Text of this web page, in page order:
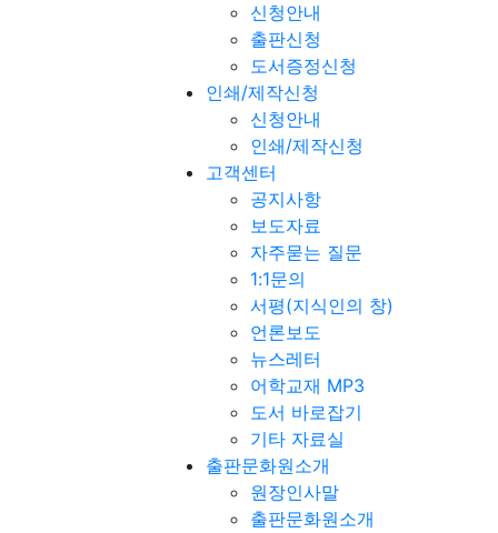
신청안내
출판신청
도서증정신청
인쇄/제작신청
신청안내
인쇄/제작신청
고객센터
공지사항
보도자료
자주묻는 질문
1:1문의
서평(지식인의 창)
언론보도
뉴스레터
어학교재 MP3
도서 바로잡기
기타 자료실
출판문화원소개
원장인사말
출판문화원소개